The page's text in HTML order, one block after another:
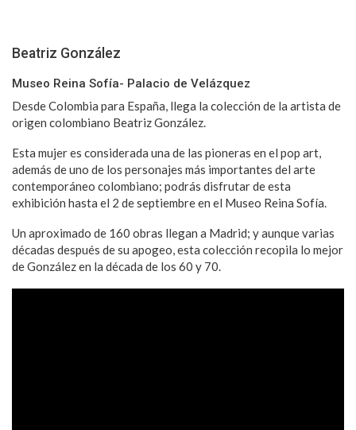
Beatriz González
Museo Reina Sofía- Palacio de Velázquez
Desde Colombia para España, llega la colección de la artista de
origen colombiano Beatriz González.
Esta mujer es considerada una de las pioneras en el pop art,
además de uno de los personajes más importantes del arte
contemporáneo colombiano; podrás disfrutar de esta
exhibición hasta el 2 de septiembre en el Museo Reina Sofía.
Un aproximado de 160 obras llegan a Madrid; y aunque varias
décadas después de su apogeo, esta colección recopila lo mejor
de González en la década de los 60 y 70.